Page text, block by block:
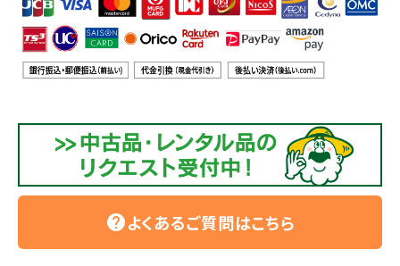
メールでのお問い合わせ
info@agriz.net
FAXでのご注文
0739-72-453224時間受付
helpよくあるご質問はこちら